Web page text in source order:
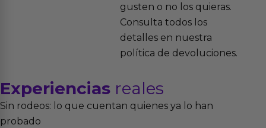
gusten o no los quieras.
Consulta todos los
detalles en nuestra
política de devoluciones.
Experiencias reales
Sin rodeos: lo que cuentan quienes ya lo han
probado